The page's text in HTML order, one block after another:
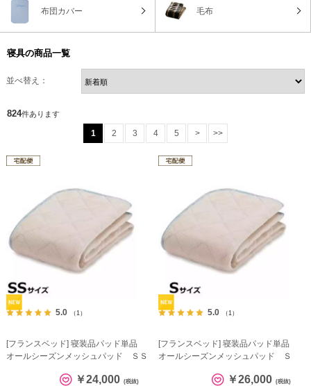
布団カバー 毛布
寝具の商品一覧
並べ替え：
824件あります
1 2 3 4 5 > >>
5.0 （1）
[フランスベッド] 寝装品パッド単品
オールシーズンメッシュパッド ＳＳ
￥24,000 (税抜)
5.0 （1）
[フランスベッド] 寝装品パッド単品
オールシーズンメッシュパッド Ｓ
￥26,000 (税抜)